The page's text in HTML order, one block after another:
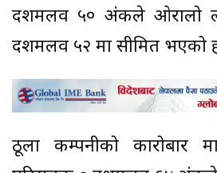
दशमलव ५० अंकले ओरालो
दशमलव ५२ मा सीमित भएको
ठूला कम्पनीको कारोबार